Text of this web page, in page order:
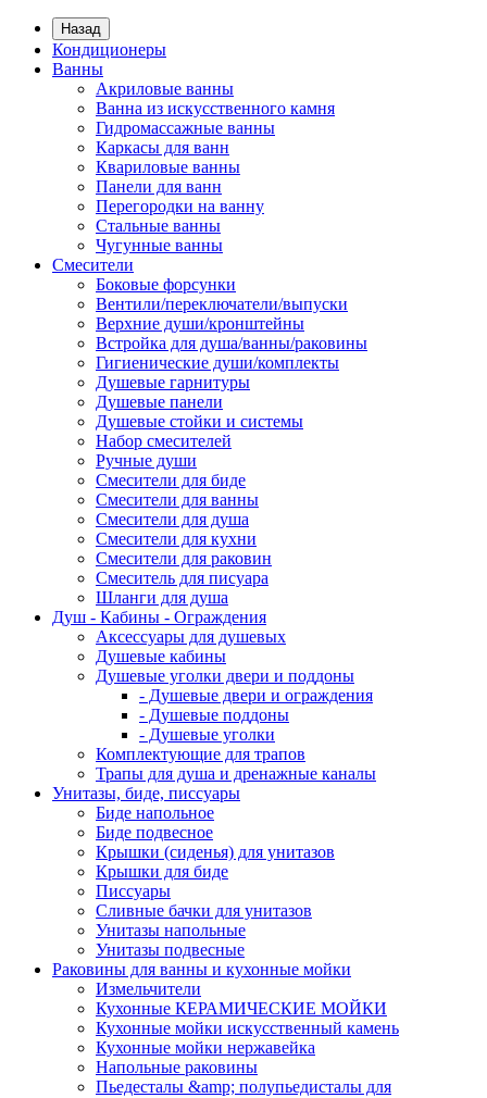
Назад
Кондиционеры
Ванны
Акриловые ванны
Ванна из искусственного камня
Гидромассажные ванны
Каркасы для ванн
Квариловые ванны
Панели для ванн
Перегородки на ванну
Стальные ванны
Чугунные ванны
Смесители
Боковые форсунки
Вентили/переключатели/выпуски
Верхние души/кронштейны
Встройка для душа/ванны/раковины
Гигиенические души/комплекты
Душевые гарнитуры
Душевые панели
Душевые стойки и системы
Набор смесителей
Ручные души
Смесители для биде
Смесители для ванны
Смесители для душа
Смесители для кухни
Смесители для раковин
Смеситель для писуара
Шланги для душа
Душ - Кабины - Ограждения
Аксессуары для душевых
Душевые кабины
Душевые уголки двери и поддоны
- Душевые двери и ограждения
- Душевые поддоны
- Душевые уголки
Комплектующие для трапов
Трапы для душа и дренажные каналы
Унитазы, биде, писсуары
Биде напольное
Биде подвесное
Крышки (сиденья) для унитазов
Крышки для биде
Писсуары
Сливные бачки для унитазов
Унитазы напольные
Унитазы подвесные
Раковины для ванны и кухонные мойки
Измельчители
Кухонные КЕРАМИЧЕСКИЕ МОЙКИ
Кухонные мойки искусственный камень
Кухонные мойки нержавейка
Напольные раковины
Пьедесталы &amp; полупьедисталы для